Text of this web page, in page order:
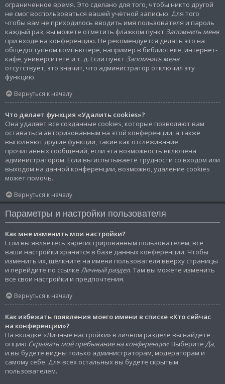
ограниченное время. Это сделано для того, чтобы никто другой
не смог воспользоваться вашей учётной записью. Для того
чтобы вам не приходилось вводить имя пользователя и пароль
каждый раз, вы можете отметить флажком пунктЗапомнить меня
при входе на конференцию. Не рекомендуется делать это на
общедоступном компьютере, например в библиотеке, интернет-
кафе, университете и т. д. Если пунктЗапомнить меня
отсутствует, это значит, что администратор отключил эту
функцию.
Вернуться к началу
Что делает функция «Удалить cookies»?
Она удаляет все созданные cookies, которые позволяют вам
оставаться авторизованным на этой конференции, а также
выполняют другие функции, такие как отслеживание
прочитанных сообщений, если эта возможность включена
администратором. Если вы испытываете трудности со входом или
выходом на данной конференции, возможно, удаление cookies
может помочь.
Вернуться к началу
Параметры и настройки пользователя
Как мне изменить мои настройки?
Если вы являетесь зарегистрированным пользователем, все
ваши настройки хранятся в базе данных конференции. Чтобы
изменить их, щёлкните на имени пользователя вверху страницы
и перейдите по ссылке Личный раздел. Там вы можете изменить
все свои настройки и предпочтения.
Вернуться к началу
Как избежать появления моего имени в списке «Кто сейчас
на конференции»?
На вкладке «Личные настройки» в личном разделе вы найдёте
опцию Скрывать моё пребывание на конференции. Выберите Да,
и вы будете видны только администраторам, модераторам и
самому себе. Для всех остальных вы будете скрытым
пользователем.